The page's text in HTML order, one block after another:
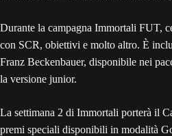
Durante la campagna Immortali FUT,
con SCR, obiettivi e molto altro. È
Franz Beckenbauer, disponibile nei
la versione junior.
La settimana 2 di Immortali porterà il
premi speciali disponibili in modalità